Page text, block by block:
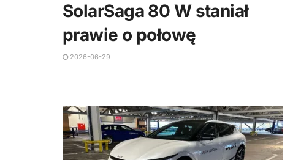
SolarSaga 80 W staniał
prawie o połowę
2026-06-29